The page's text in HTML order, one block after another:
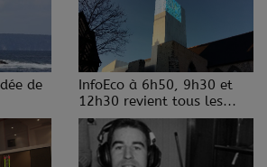
de
InfoEco à 6h50, 9h30 et
12h30 revient tous les
jeudis.